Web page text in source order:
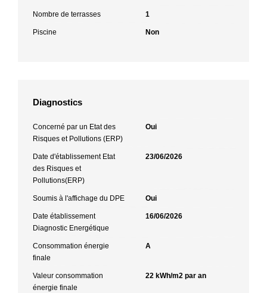
Nombre de terrasses 1
Piscine Non
Diagnostics
Concerné par un Etat des
Risques et Pollutions (ERP)
Oui
Date d'établissement Etat
des Risques et
Pollutions(ERP)
23/06/2026
Soumis à l'affichage du DPE Oui
Date établissement
Diagnostic Energétique
16/06/2026
Consommation énergie
finale
A
Valeur consommation
énergie finale
22 kWh/m2 par an